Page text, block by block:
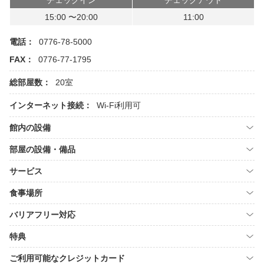
15:00 〜20:00
11:00
電話：
0776-78-5000
FAX：
0776-77-1795
総部屋数： 20室
インターネット接続： Wi-Fi利用可
館内の設備
部屋の設備・備品
サービス
食事場所
バリアフリー対応
特典
ご利用可能なクレジットカード